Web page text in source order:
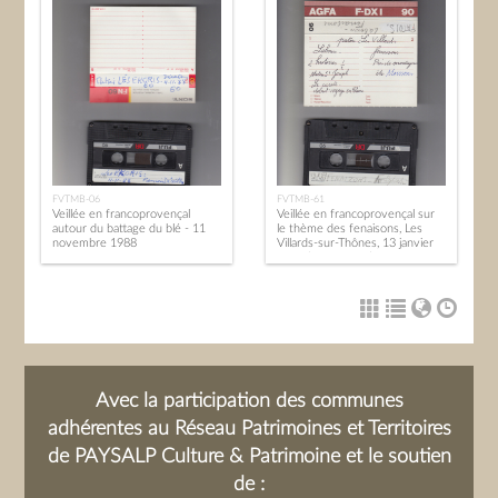
FVTMB-06
Veillée en francoprovençal
autour du battage du blé - 11
novembre 1988
FVTMB-61
Veillée en francoprovençal sur
le thème des fenaisons, Les
Villards-sur-Thônes, 13 janvier
Avec la participation des communes
adhérentes au Réseau Patrimoines et Territoires
de PAYSALP Culture & Patrimoine et le soutien
de :